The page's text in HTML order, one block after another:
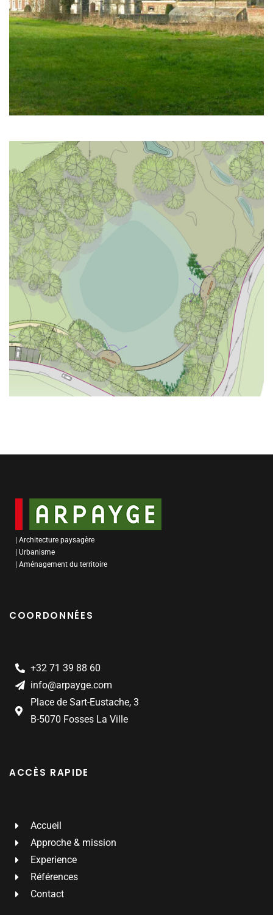
4 | Tourisme
4 | Tourisme
| Architecture paysagère
| Urbanisme
| Aménagement du territoire
COORDONNÉES
+32 71 39 88 60
info@arpayge.com
Place de Sart-Eustache, 3
B-5070 Fosses La Ville
ACCÈS RAPIDE
Accueil
Approche & mission
Experience
Références
Contact